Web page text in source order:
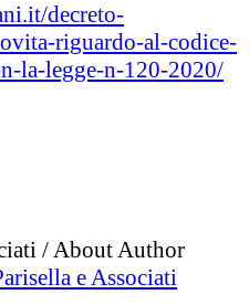
decreto-
riguardo-al-codice-
la-legge-n-120-2020/
/ About Author
e Associati